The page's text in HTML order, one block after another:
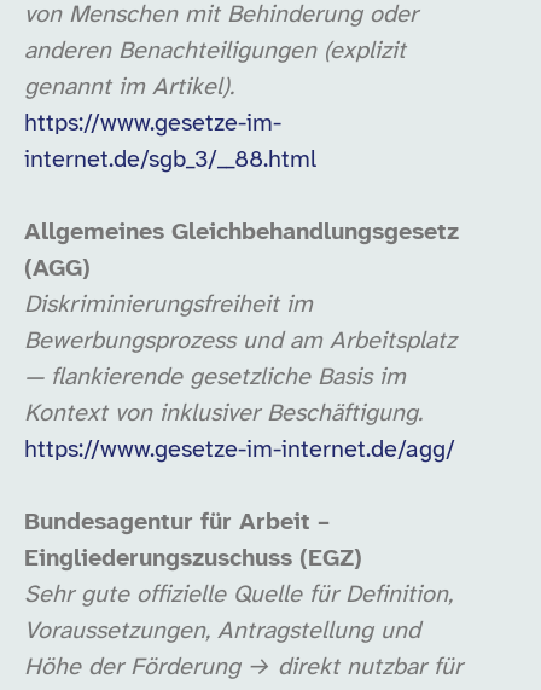
von Menschen mit Behinderung oder
anderen Benachteiligungen (explizit
genannt im Artikel).
https://www.gesetze-im-
internet.de/sgb_3/__88.html
Allgemeines Gleichbehandlungsgesetz
(AGG)
Diskriminierungsfreiheit im
Bewerbungsprozess und am Arbeitsplatz
— flankierende gesetzliche Basis im
Kontext von inklusiver Beschäftigung.
https://www.gesetze-im-internet.de/agg/
Bundesagentur für Arbeit –
Eingliederungszuschuss (EGZ)
Sehr gute offizielle Quelle für Definition,
Voraussetzungen, Antragstellung und
Höhe der Förderung → direkt nutzbar für